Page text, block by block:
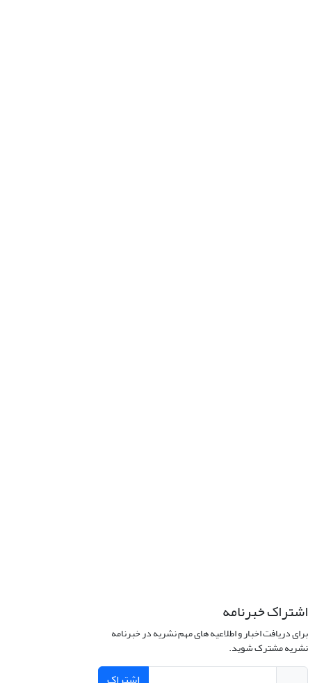
اشتراک خبرنامه
برای دریافت اخبار و اطلاعیه های مهم نشریه در خبرنامه
نشریه مشترک شوید.